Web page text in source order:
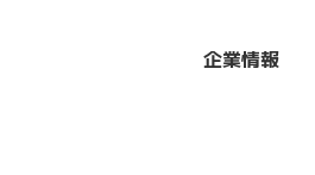
企業情報